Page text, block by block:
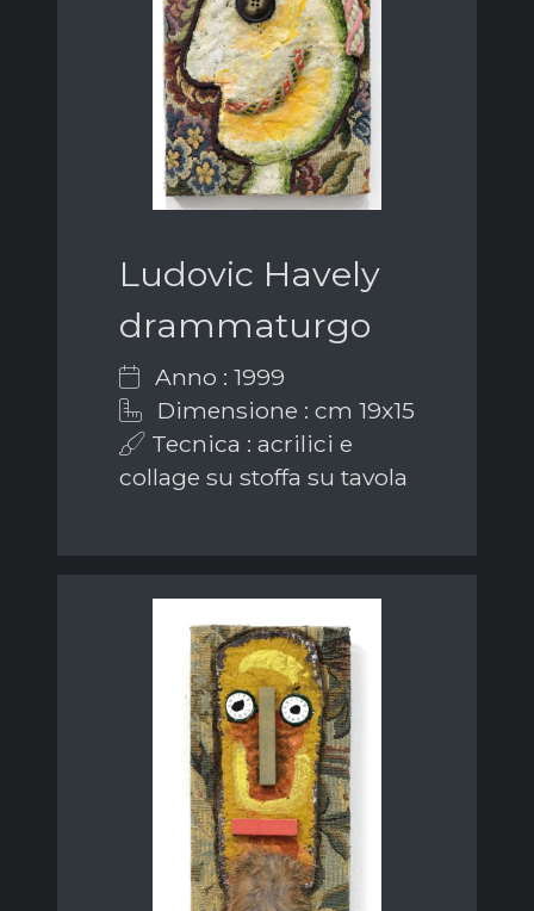
Ludovic Havely
drammaturgo
Anno : 1999
Dimensione : cm 19x15
Tecnica : acrilici e
collage su stoffa su tavola